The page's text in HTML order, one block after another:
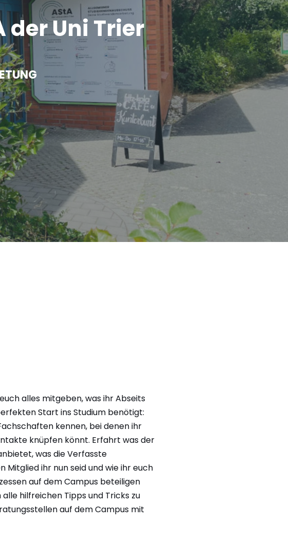
Uni Trier
alles mitgeben, was ihr Abseits
Start ins Studium benötigt:
kennen, bei denen ihr
knüpfen könnt. Erfahrt was der
was die Verfasste
Mitglied ihr nun seid und wie ihr euch
auf dem Campus beteiligen
hilfreichen Tipps und Tricks zu
auf dem Campus mit